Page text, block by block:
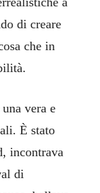
di creare
che in
vera e
È stato
incontrava
di